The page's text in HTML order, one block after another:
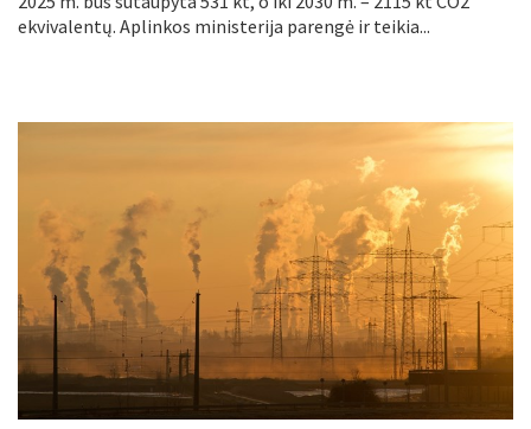
ekvivalentų. Aplinkos ministerija parengė ir teikia...